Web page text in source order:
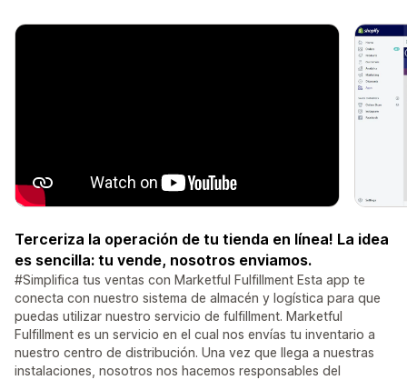
Terceriza la operación de tu tienda en línea! La idea
es sencilla: tu vende, nosotros enviamos.
#Simplifica tus ventas con Marketful Fulfillment Esta app te
conecta con nuestro sistema de almacén y logística para que
puedas utilizar nuestro servicio de fulfillment. Marketful
Fulfillment es un servicio en el cual nos envías tu inventario a
nuestro centro de distribución. Una vez que llega a nuestras
instalaciones, nosotros nos hacemos responsables del